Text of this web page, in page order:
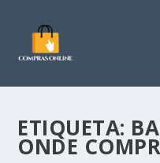
ETIQUETA:
ONDE